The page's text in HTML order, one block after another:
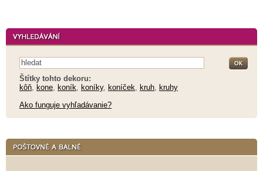
Štítky tohto dekoru:
kôň kone koník koníky, koníček kruh kruhy
Ako funguje vyhľadávanie?